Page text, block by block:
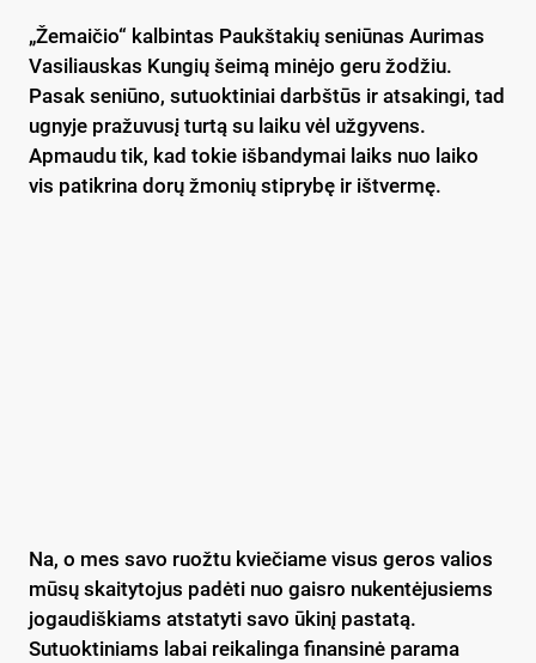
„Žemaičio“ kalbintas Paukštakių seniūnas Aurimas
Vasiliauskas Kungių šeimą minėjo geru žodžiu.
Pasak seniūno, sutuoktiniai darbštūs ir atsakingi, tad
ugnyje pražuvusį turtą su laiku vėl užgyvens.
Apmaudu tik, kad tokie išbandymai laiks nuo laiko
vis patikrina dorų žmonių stiprybę ir ištvermę.
Na, o mes savo ruožtu kviečiame visus geros valios
mūsų skaitytojus padėti nuo gaisro nukentėjusiems
jogaudiškiams atstatyti savo ūkinį pastatą.
Sutuoktiniams labai reikalinga finansinė parama